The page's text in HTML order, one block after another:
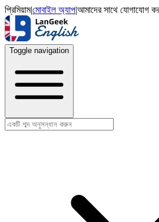
প্রিমিয়াম|মোবাইল অ্যাপ|আমাদের সাথে যোগাযোগ
Toggle navigation